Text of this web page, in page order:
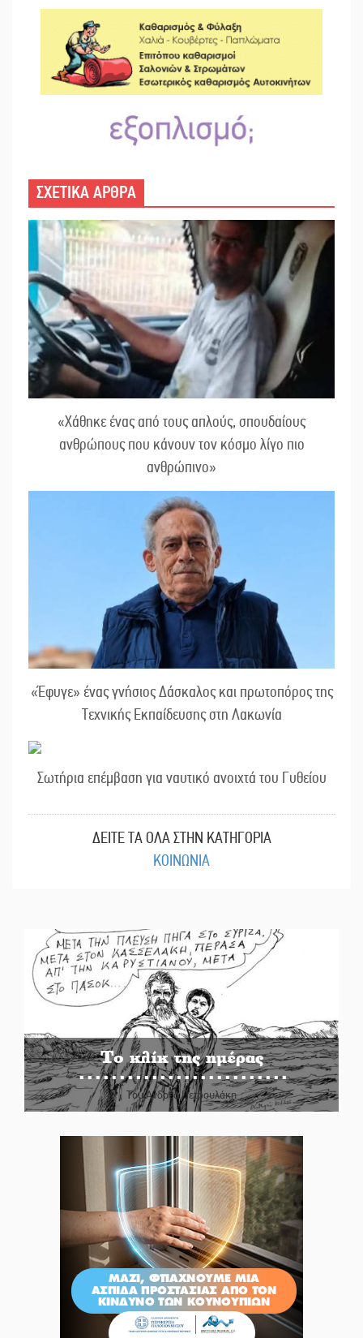
ΣΧΕΤΙΚΑ ΑΡΘΡΑ
«Χάθηκε ένας από τους απλούς, σπουδαίους
ανθρώπους που κάνουν τον κόσμο λίγο πιο
ανθρώπινο»
«Έφυγε» ένας γνήσιος Δάσκαλος και πρωτοπόρος της
Τεχνικής Εκπαίδευσης στη Λακωνία
Σωτήρια επέμβαση για ναυτικό ανοιχτά του Γυθείου
ΔΕΙΤΕ ΤΑ ΟΛΑ ΣΤΗΝ ΚΑΤΗΓΟΡΙΑ
ΚΟΙΝΩΝΙΑ
Το κλίκ της ημέρας
Του Ανδρέα Πετρουλάκη